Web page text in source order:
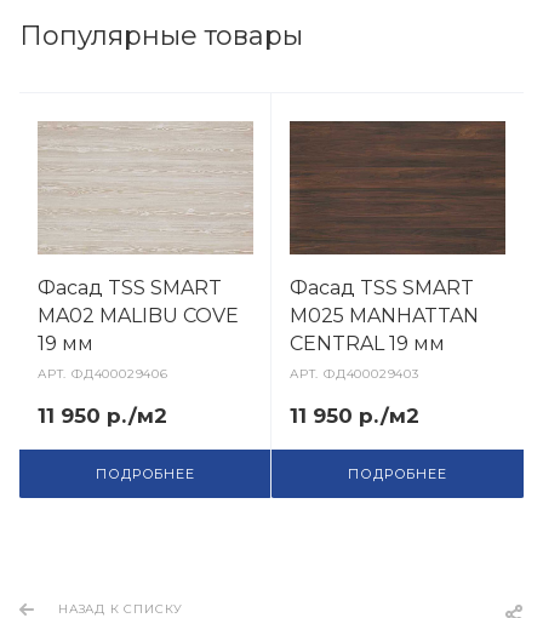
Популярные товары
Фасад TSS SMART
MA02 MALIBU COVE
19 мм
АРТ.ФД400029406
11 950 р./м2
ПОДРОБНЕЕ
Фасад TSS SMART
M025 MANHATTAN
CENTRAL 19 мм
АРТ.ФД400029403
11 950 р./м2
ПОДРОБНЕЕ
НАЗАД К СПИСКУ